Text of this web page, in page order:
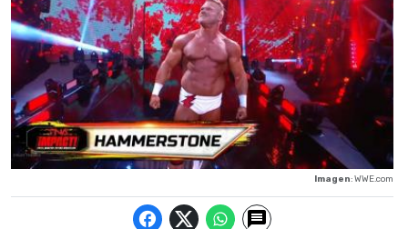
Imagen: WWE.com